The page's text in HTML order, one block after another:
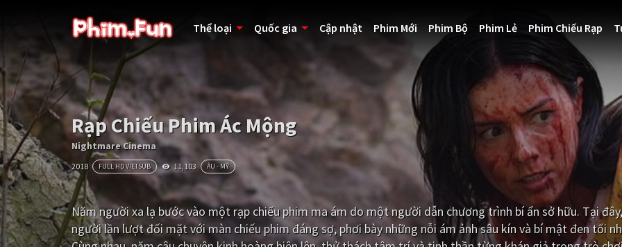
Thể loại Quốc gia Cập nhật Phim Mới Phim Bộ Phim Lẻ Phim Chiếu Rạp
Rạp Chiếu Phim Ác Mộng
Nightmare Cinema
2018 FULL HD VIETSUB 11,103 ÂU - MỸ
Năm người xa lạ bước vào một rạp chiếu phim ma ám do một người dẫn chương trình bí ẩn sở hữu. Tại
người lần lượt đối mặt với màn chiếu phim đáng sợ, phơi bày những nỗi ám ảnh sâu kín và bí mật đen tối